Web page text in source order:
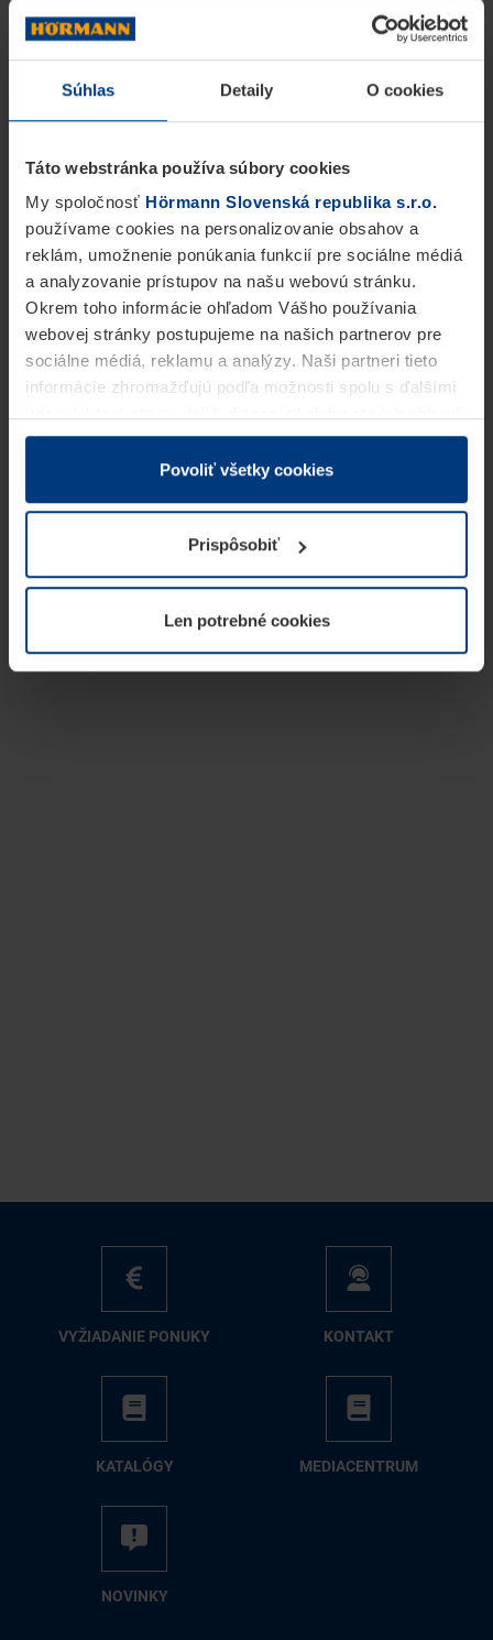
Súhlas Detaily O cookies
Táto webstránka používa súbory cookies
My spoločnosť Hörmann Slovenská republika s.r.o.
používame cookies na personalizovanie obsahov a
reklám, umožnenie ponúkania funkcií pre sociálne médiá
a analyzovanie prístupov na našu webovú stránku.
Okrem toho informácie ohľadom Vášho používania
webovej stránky postupujeme na našich partnerov pre
sociálne médiá, reklamu a analýzy. Naši partneri tieto
informácie zhromažďujú podľa možnosti spolu s ďalšími
v rámci Vášho využívania služieb.
Z právneho hľadiska môžeme cookies ukladať na Vašom
prevádzku tejto stránky. Pre všetky ostatné typy cookie
potrebujeme Vaše povolenie. Vaše povolenie môžete
kedykoľvek zmeniť alebo odvolať vo vysvetlení cookie
našej webovej stránky.
Povoliť všetky cookies
Prispôsobiť
Len potrebné cookies
VY­ŽIA­DA­NIE PO­NU­KY KON­TAKT
KA­TA­LÓ­GY ME­DIA­CEN­TRUM
NO­VIN­KY